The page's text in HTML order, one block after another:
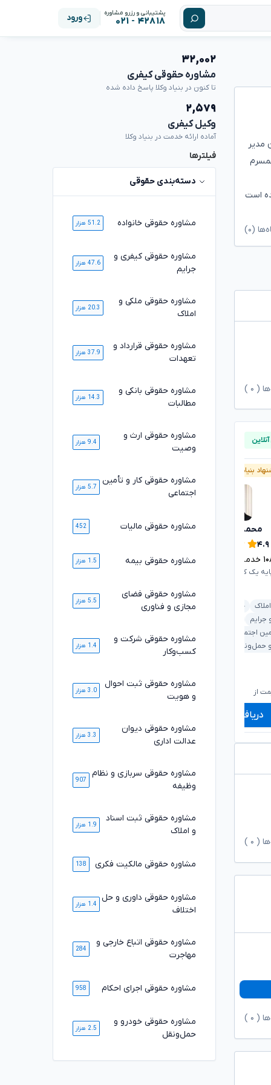
پشتیبانی و رزرو مشاوره
۴۲۸۱۸ - ۰۲۱ ورود
مدیر
است
(۰)
( ۰
بنیاد وکلا
محمدرضا توکلی
۴.۹
خدمت ارائه شده موفق
یک کانون وکلای دادگستری
خانواده
جرایم
اجتماعی
حمل‌ونقل
از
تومان
۵۸۹,۰۰۰ تومان
دریافت مشاوره
محسن خیری
۱۰۸۴۶
خدمت ارائه شده موفق
ملکی و املاک
قرارداد و تعهدات
۶۶۰,۰۰۰
۵۴۹,۰۰۰
( ۰
( ۰
۳۲,۰۰۲
مشاوره حقوقی کیفری
تا کنون در بنیاد وکلا پاسخ داده شده
۲,۵۷۹
وکیل کیفری
آماده ارائه خدمت در بنیاد وکلا
فیلترها
دسته‌بندی حقوقی
مشاوره حقوقی خانواده 51.2 هزار
مشاوره حقوقی کیفری و
جرایم
47.6 هزار
مشاوره حقوقی ملکی و
املاک
20.3 هزار
مشاوره حقوقی قرارداد و
تعهدات
37.9 هزار
مشاوره حقوقی بانکی و
مطالبات
14.3 هزار
مشاوره حقوقی ارث و
وصیت
9.4 هزار
مشاوره حقوقی کار و تأمین
اجتماعی
5.7 هزار
مشاوره حقوقی مالیات 452
مشاوره حقوقی بیمه 1.5 هزار
مشاوره حقوقی فضای
مجازی و فناوری
5.5 هزار
مشاوره حقوقی شرکت و
کسب‌وکار
1.4 هزار
مشاوره حقوقی ثبت احوال
و هویت
3.0 هزار
مشاوره حقوقی دیوان
عدالت اداری
3.3 هزار
مشاوره حقوقی سربازی و نظام
وظیفه
907
مشاوره حقوقی ثبت اسناد
و املاک
1.9 هزار
مشاوره حقوقی مالکیت فکری 138
مشاوره حقوقی داوری و حل
اختلاف
1.4 هزار
مشاوره حقوقی اتباع خارجی و
مهاجرت
284
مشاوره حقوقی اجرای احکام 958
مشاوره حقوقی خودرو و
حمل‌ونقل
2.5 هزار